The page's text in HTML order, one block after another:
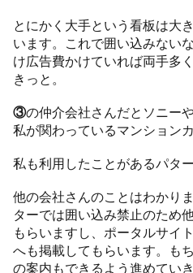
とにかく大手という看板は大
います。これで囲い込みない
け広告費かけていれば両手多
きっと。
③の仲介会社さんだとソニー
私が関わっているマンション
私も利用したことがあるパター
他の会社さんのことはわかり
ターでは囲い込み禁止のため
もらいますし、ポータルサイ
へも掲載してもらいます。も
の案内もできるよう進めていき